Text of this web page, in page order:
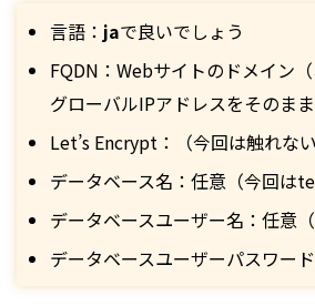
言語： jaで良いでしょう
FQDN：Webサイトのドメイン
グローバルIPアドレスをそのまま
Let’s Encrypt：（今回は触れな
データベース名：任意（今回は
データベースユーザー名：任意
データベースユーザーパスワー